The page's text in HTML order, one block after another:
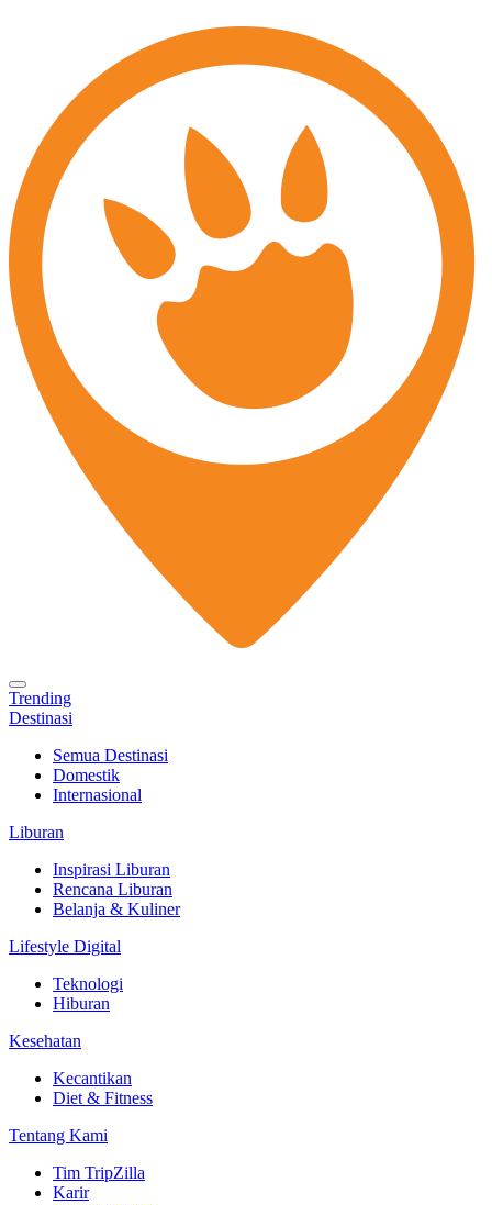
Trending
Destinasi
Semua Destinasi
Domestik
Internasional
Liburan
Inspirasi Liburan
Rencana Liburan
Belanja & Kuliner
Lifestyle Digital
Teknologi
Hiburan
Kesehatan
Kecantikan
Diet & Fitness
Tentang Kami
Tim TripZilla
Karir